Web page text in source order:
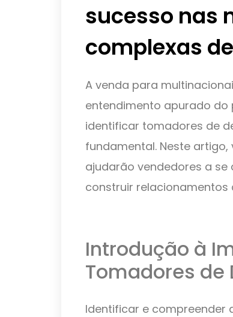
sucesso nas
complexas
A venda para
entendimento apurado do
identificar tomadores de
fundamental. Neste
ajudarão vendedores a
construir
Introdução à
Tomadores de
Identificar e compreender